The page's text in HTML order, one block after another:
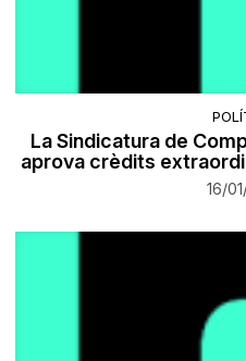
La Sindicatura de
aprova crèdits
16/